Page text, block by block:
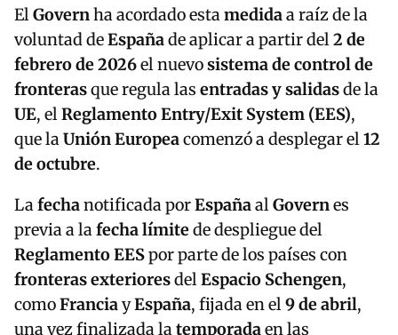
ElGovernha acordado estamedidaa raíz de la
voluntad deEspañade aplicar a partir del2 de
febrero de 2026el nuevosistema de control de
fronterasque regula las entradas y salidasde la
UE, elReglamento Entry/Exit System (EES),
que laUnión Europeacomenzó a desplegar el12
de octubre.
Lafechanotificada porEspañaalGovernes
previa a lafecha límitede despliegue del
Reglamento EESpor parte de los países con
fronteras exterioresdelEspacio Schengen,
comoFranciayEspaña, fijada en el9 de abril,
una vez finalizada latemporadaen las